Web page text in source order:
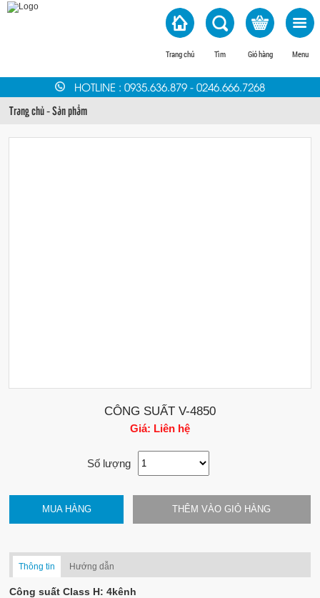
Trang chủ Tìm Giỏ hàng Menu
HOTLINE: 0935.636.879- 0246.666.7268
Trang chủ-Sản phẩm
CÔNG SUẤT V-4850
Giá: Liên hệ
Số lượng
MUA HÀNG THÊM VÀO GIỎ HÀNG
Thông tin Hướng dẫn
Công suất Class H: 4kênh